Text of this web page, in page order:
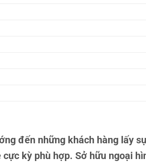
đến những khách hàng lấy
kỳ phù hợp. Sở hữu ngoại